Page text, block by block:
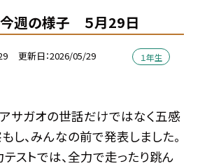
週の様子 ５月29日
更新日 2026/05/29 １年生
サガオの世話だけではなく五感
し、みんなの前で発表しました。
ストでは、全力で走ったり跳ん